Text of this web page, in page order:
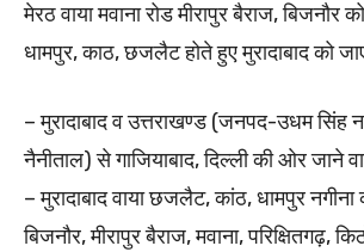
मेरठ वाया मवाना रोड मीरापुर बैराज, बिजनौर
धामपुर, काठ, छजलैट होते हुए मुरादाबाद को
– मुरादाबाद व उत्तराखण्ड (जनपद-उधम सिंह
नैनीताल) से गाजियाबाद, दिल्ली की ओर जाने
– मुरादाबाद वाया छजलैट, कांठ, धामपुर नगीना
बिजनौर, मीरापुर बैराज, मवाना, परिक्षितगढ़,